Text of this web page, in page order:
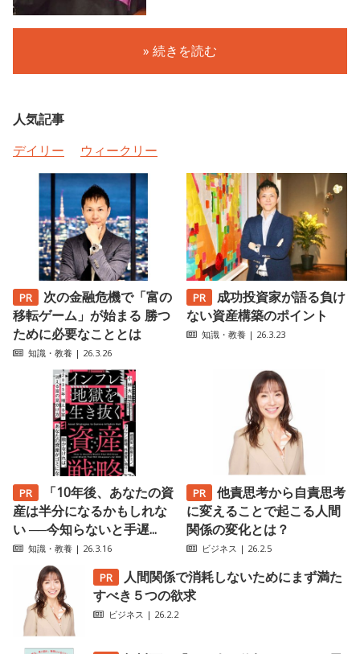
» 続きを読む
人気記事
デイリー
ウィークリー
次の金融危機で「富の
移転ゲーム」が始まる 勝つ
ために必要なこととは
知識・教養 | 26.3.26
成功投資家が語る負け
ない資産構築のポイント
知識・教養 | 26.3.23
「10年後、あなたの資
産は半分になるかもしれな
い ──今知らないと手遅...
知識・教養 | 26.3.16
他責思考から自責思考
に変えることで起こる人間
関係の変化とは？
ビジネス | 26.2.5
人間関係で消耗しないためにまず満た
すべき５つの欲求
ビジネス | 26.2.2